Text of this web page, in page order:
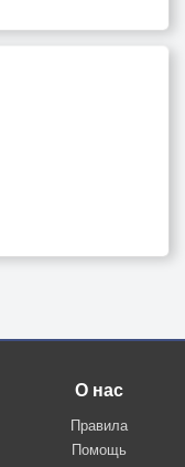
О нас
Правила
Помощь